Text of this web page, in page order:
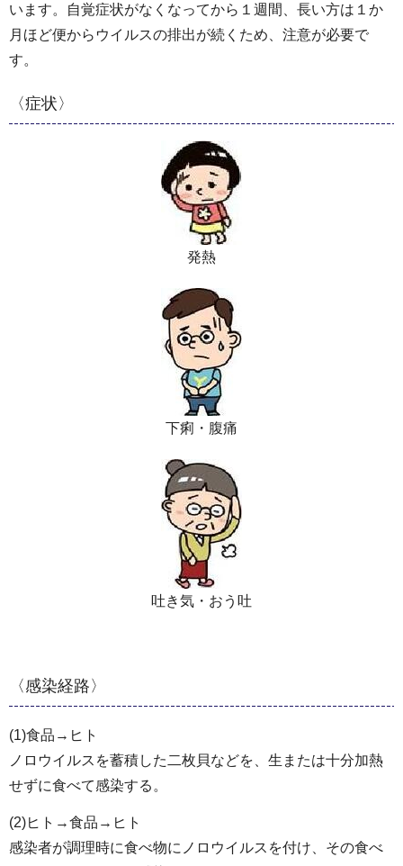
います。自覚症状がなくなってから１週間、長い方は１か
月ほど便からウイルスの排出が続くため、注意が必要で
す。
〈症状〉
発熱
下痢・腹痛
吐き気・おう吐
〈感染経路〉
(1)食品→ヒト
ノロウイルスを蓄積した二枚貝などを、生または十分加熱
せずに食べて感染する。
(2)ヒト→食品→ヒト
感染者が調理時に食べ物にノロウイルスを付け、その食べ